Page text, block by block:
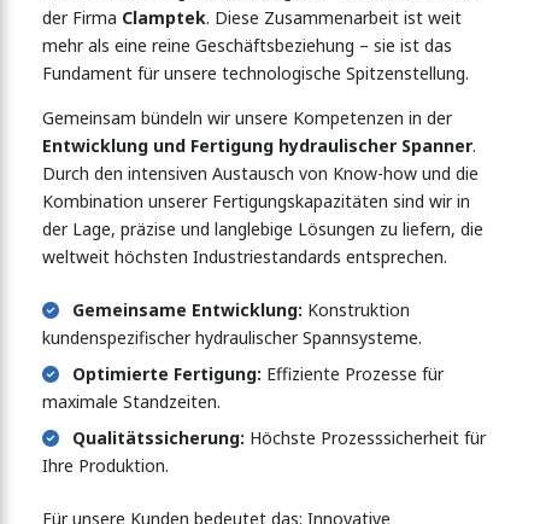
der Firma Clamptek. Diese Zusammenarbeit ist weit
mehr als eine reine Geschäftsbeziehung – sie ist das
Fundament für unsere technologische Spitzenstellung.
Gemeinsam bündeln wir unsere Kompetenzen in der
Entwicklung und Fertigung hydraulischer Spanner.
Durch den intensiven Austausch von Know-how und die
Kombination unserer Fertigungskapazitäten sind wir in
der Lage, präzise und langlebige Lösungen zu liefern, die
weltweit höchsten Industriestandards entsprechen.
Gemeinsame Entwicklung: Konstruktion
kundenspezifischer hydraulischer Spannsysteme.
Optimierte Fertigung: Effiziente Prozesse für
maximale Standzeiten.
Qualitätssicherung: Höchste Prozesssicherheit für
Ihre Produktion.
Für unsere Kunden bedeutet das: Innovative